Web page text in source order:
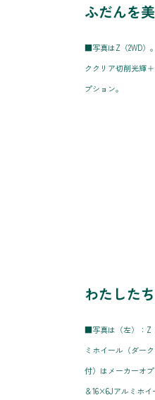
ふだんを
■写真はZ（2WD）
ククリア切削光輝
プション。
わたした
■写真は（左）：Z
ミホイール（ダー
付）はメーカーオ
＆16×6Jアルミホ